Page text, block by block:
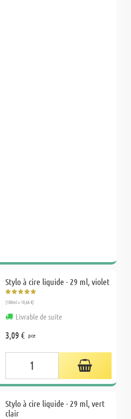
Stylo à cire liquide - 29 ml, violet
(100ml = 10,66 €)
Livrable de suite
3,09 € pce
Stylo à cire liquide - 29 ml, vert
clair